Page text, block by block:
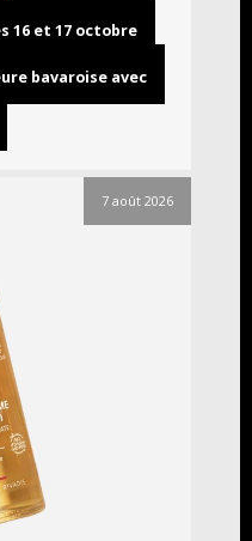
16 et 17 octobre
bavaroise avec
7 août 2026